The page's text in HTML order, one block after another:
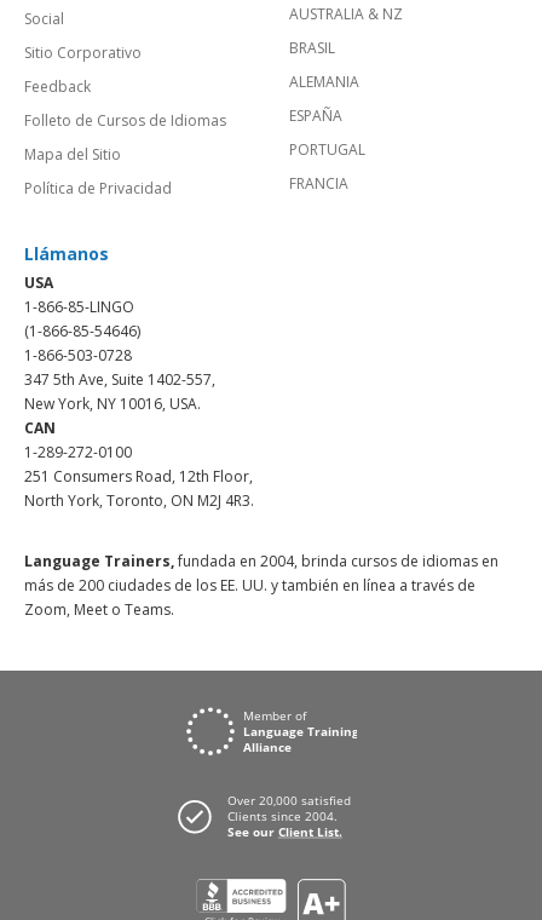
Social
Sitio Corporativo
Feedback
Folleto de Cursos de Idiomas
Mapa del Sitio
Política de Privacidad
AUSTRALIA & NZ
BRASIL
ALEMANIA
ESPAÑA
PORTUGAL
FRANCIA
Llámanos
USA
1-866-85-LINGO
(1-866-85-54646)
1-866-503-0728
347 5th Ave, Suite 1402-557,
New York, NY 10016, USA.
CAN
1-289-272-0100
251 Consumers Road, 12th Floor,
North York, Toronto, ON M2J 4R3.
Language Trainers,fundada en 2004, brinda cursos de idiomas en
más de 200 ciudades de los EE. UU. y también en línea a través de
Zoom, Meet o Teams.